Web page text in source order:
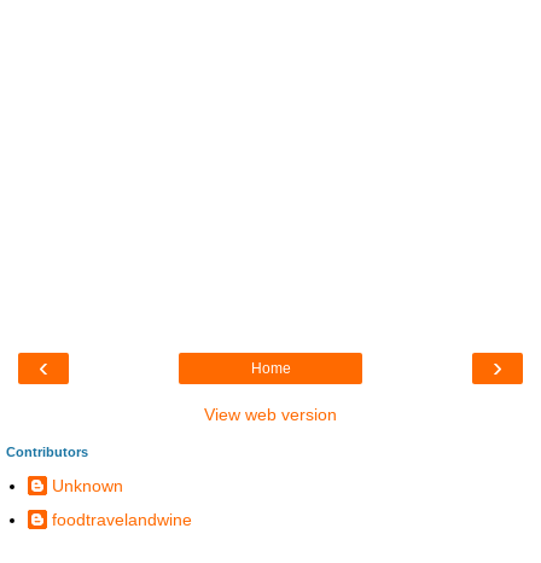
‹ ›
Home
View web version
Contributors
Unknown
foodtravelandwine